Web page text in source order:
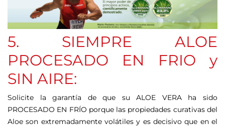
5. SIEMPRE ALOE
PROCESADO EN FRIO y
SIN AIRE:
Solicite la garantía de que su ALOE VERA ha sido
PROCESADO EN FRÍO porque las propiedades curativas del
Aloe son extremadamente volátiles y es decisivo que en el